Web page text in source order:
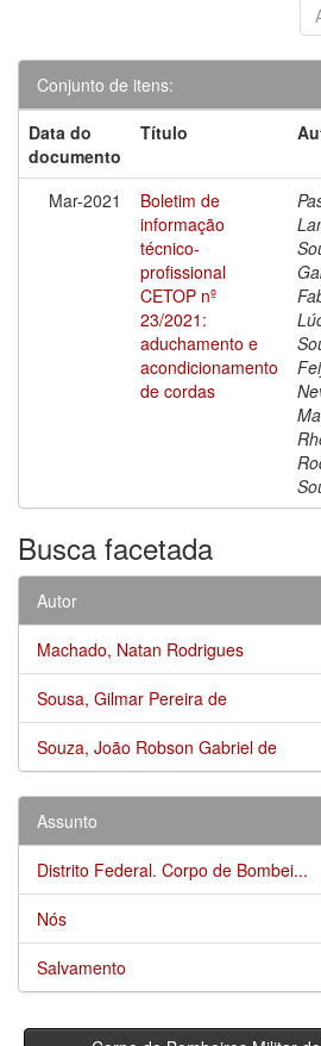
Conjunto de itens:
Data do
documento
Título
Mar-2021
Boletim de
informação
técnico-
profissional
CETOP nº
23/2021:
aduchamento e
acondicionamento
de cordas
Busca facetada
Autor
Machado, Natan Rodrigues
Sousa, Gilmar Pereira de
Souza, João Robson Gabriel de
Assunto
Distrito Federal. Corpo de Bombei...
Nós
Salvamento